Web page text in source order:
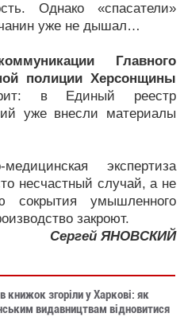
Однако «спасатели»
уже не дышал…
Главного
полиции Херсонщины
в Единый реестр
уже внесли материалы
экспертиза
несчастный случай, а не
умышленного
закроют.
Сергей ЯНОВСКИЙ
книжок згоріли у Харкові: як
видавництвам відновитися